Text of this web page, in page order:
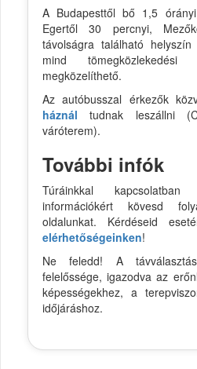
A Budapesttől bő 1,5
Egertől 30 percnyi,
távolságra található helyszín
mind tömegközlekedési
megközelíthető.
Az autóbusszal érkezők
háznál tudnak leszállni
váróterem).
További infók
Túráinkkal
információkért kövesd
oldalunkat. Kérdéseid
elérhetőségeinken!
Ne feledd! A
felelőssége, igazodva az
képességekhez, a
időjáráshoz.